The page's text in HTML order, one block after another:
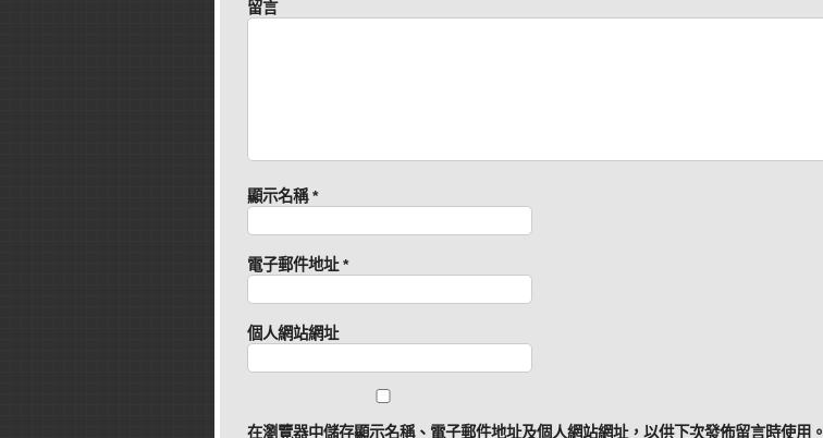
留言
顯示名稱*
電子郵件地址*
個人網站網址
在瀏覽器中儲存顯示名稱、電子郵件地址及個人網站網址，以供下次發佈留言時使用。